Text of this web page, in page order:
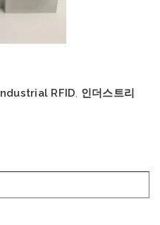
Industrial RFID, 인더스트리